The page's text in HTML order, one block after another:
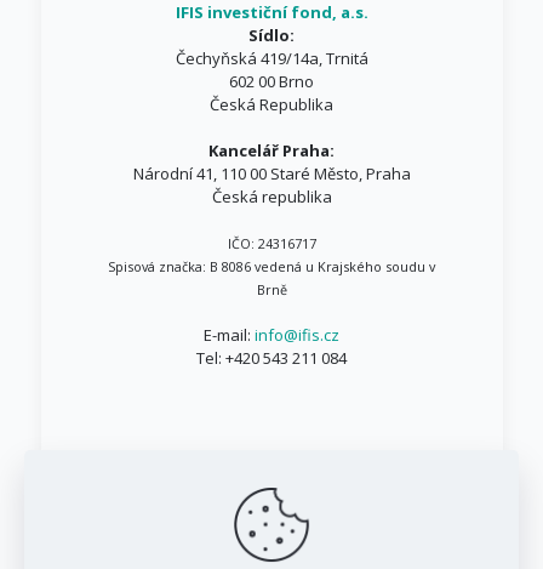
IFIS investiční fond, a.s.
Sídlo:
Čechyňská 419/14a, Trnitá
602 00 Brno
Česká Republika
Kancelář Praha:
Národní 41, 110 00 Staré Město, Praha
Česká republika
IČO: 24316717
Spisová značka: B 8086 vedená u Krajského soudu v
Brně
E-mail: info@ifis.cz
Tel: +420 543 211 084